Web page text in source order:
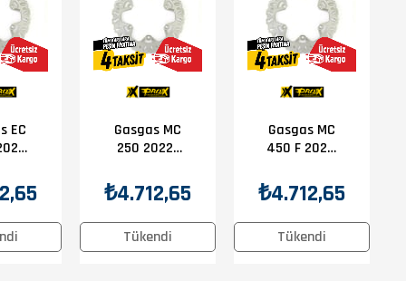
EC
Tükendi
Gasgas MC
250 2022-
Ön Disk
₺4.712,65
Tükendi
Gasgas MC
450 F 2021-
Ön Disk
₺4.712,65